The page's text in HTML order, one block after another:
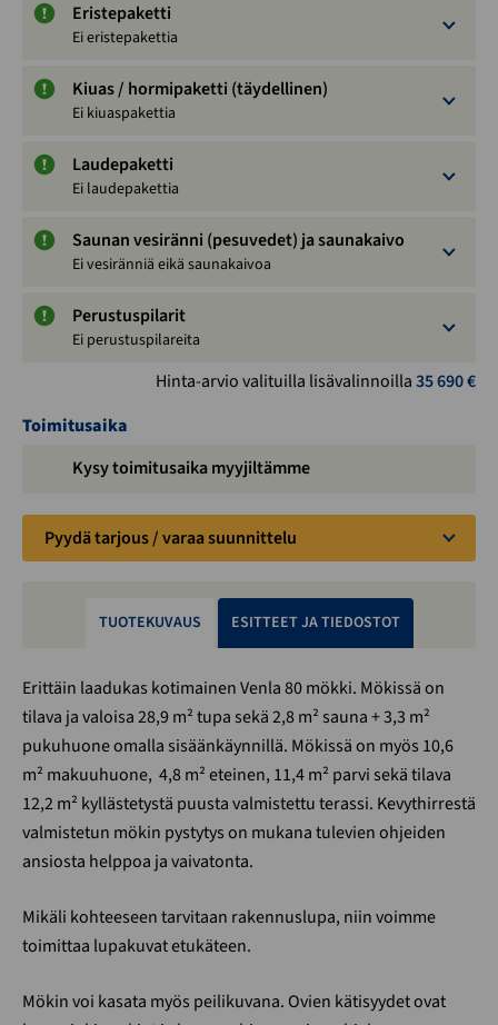
Eristepaketti
Ei eristepakettia
Kiuas / hormipaketti (täydellinen)
Ei kiuaspakettia
Laudepaketti
Ei laudepakettia
Saunan vesiränni (pesuvedet) ja saunakaivo
Ei vesiränniä eikä saunakaivoa
Perustuspilarit
Ei perustuspilareita
Hinta-arvio valituilla lisävalinnoilla35 690€
Toimitusaika
Kysy toimitusaika myyjiltämme
Pyydä tarjous / varaa suunnittelu
TUOTEKUVAUS ESITTEET JA TIEDOSTOT
Erittäin laadukas kotimainen Venla 80 mökki. Mökissä on
tilava ja valoisa 28,9 m² tupa sekä 2,8 m² sauna + 3,3 m²
pukuhuone omalla sisäänkäynnillä. Mökissä on myös 10,6
m² makuuhuone, 4,8 m² eteinen, 11,4 m² parvi sekä tilava
12,2 m² kyllästetystä puusta valmistettu terassi. Kevythirrestä
valmistetun mökin pystytys on mukana tulevien ohjeiden
ansiosta helppoa ja vaivatonta.
Mikäli kohteeseen tarvitaan rakennuslupa, niin voimme
toimittaa lupakuvat etukäteen.
Mökin voi kasata myös peilikuvana. Ovien kätisyydet ovat